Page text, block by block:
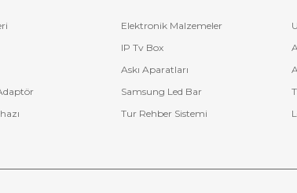
Elektronik Malzemeler
IP Tv Box
Askı Aparatları
Samsung Led Bar
Tur Rehber Sistemi